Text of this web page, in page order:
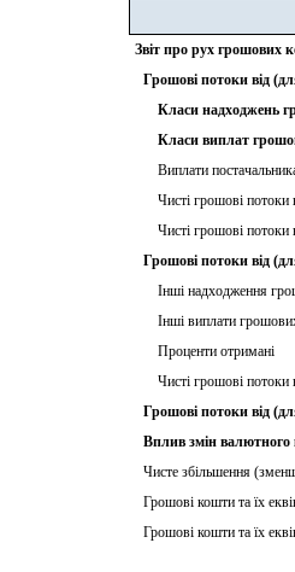
Звіт про рух грошових
Грошові потоки від
Класи надходжень
Класи виплат
Виплати
Чисті грошові потоки
Чисті грошові потоки
Грошові потоки від
Інші надходження
Інші виплати
Проценти отримані
Чисті грошові потоки
Грошові потоки від
Вплив змін валютного
Чисте збільшення
Грошові кошти та їх
Грошові кошти та їх